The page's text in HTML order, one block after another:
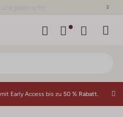
Early Access bis zu 50 % Rabatt.